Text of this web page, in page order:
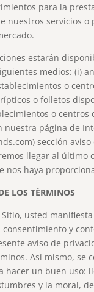
para la
nuestros servicios o
estarán
medios: (i)
o
o folletos
o centros
nuestra página de
sección
llegar al último
nos haya
LOS TÉRMINOS
usted
consentimiento y
aviso de
Así mismo, se
hacer un buen uso:
y la moral,